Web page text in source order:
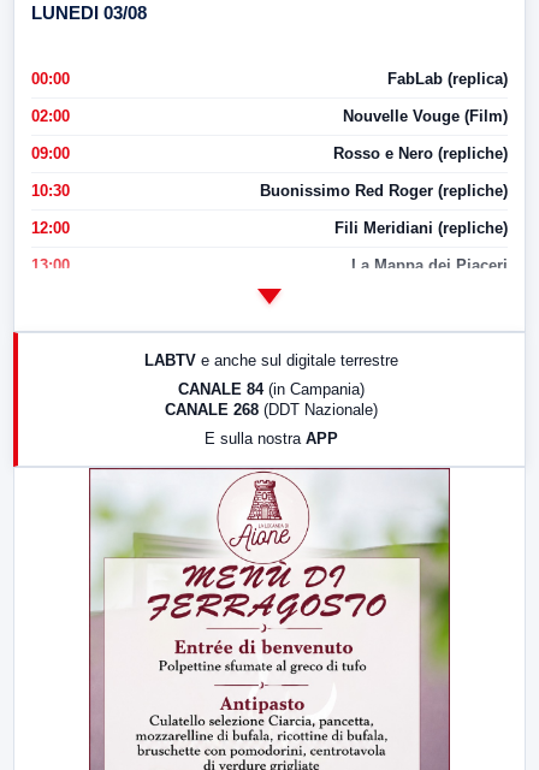
LUNEDI 03/08
00:00 FabLab (replica)
02:00 Nouvelle Vouge (Film)
09:00 Rosso e Nero (repliche)
10:30 Buonissimo Red Roger (repliche)
12:00 Fili Meridiani (repliche)
13:00 La Mappa dei Piaceri
LABTV e anche sul digitale terrestre
CANALE 84 (in Campania)
CANALE 268 (DDT Nazionale)
E sulla nostra APP